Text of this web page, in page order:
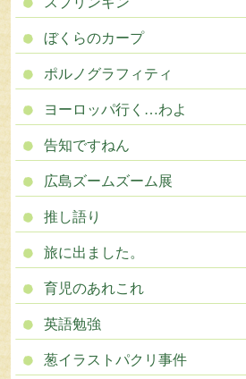
ぼくらのカープ
ポルノグラフィティ
ヨーロッパ行く…わよ
告知ですねん
広島ズームズーム展
推し語り
旅に出ました。
育児のあれこれ
英語勉強
葱イラストパクリ事件